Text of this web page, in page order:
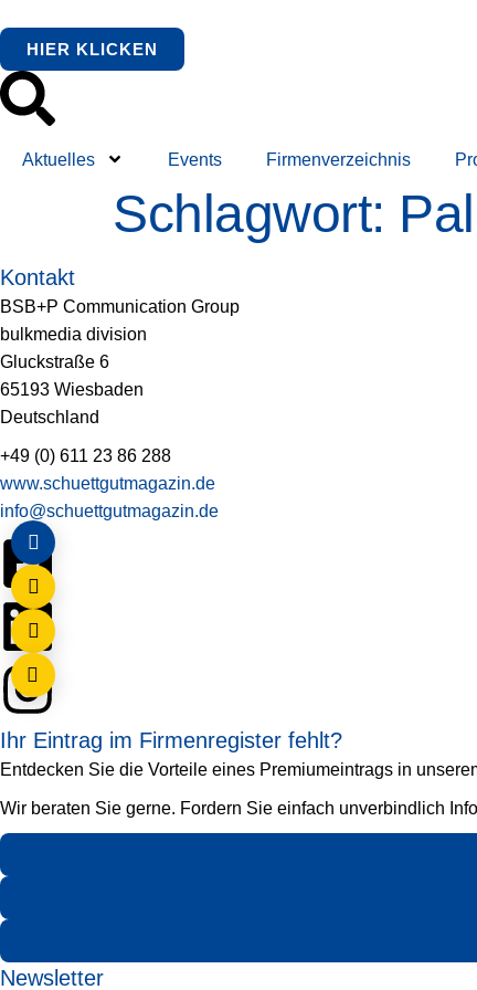
springen
HIER KLICKEN
Aktuelles Events Firmenverzeichnis
Schlagwort:
Kontakt
BSB+P Communication Group
bulkmedia division
Gluckstraße 6
65193 Wiesbaden
Deutschland
+49 (0) 611 23 86 288
www.schuettgutmagazin.de
info@schuettgutmagazin.de
Ihr Eintrag im Firmenregister fehlt?
Entdecken Sie die Vorteile eines Premiumeintrags in
Wir beraten Sie gerne. Fordern Sie einfach unverbindlich
Newsletter